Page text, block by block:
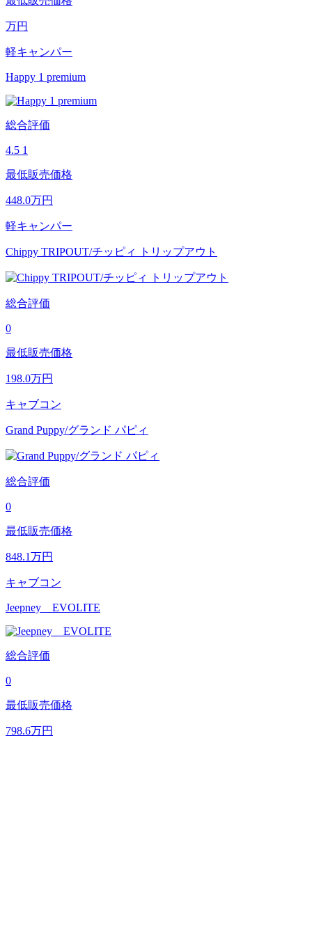
万円
軽キャンパー
Happy 1 premium
総合評価
4.5 1
最低販売価格
448.0万円
軽キャンパー
Chippy TRIPOUT/チッピィ トリップアウト
総合評価
0
最低販売価格
198.0万円
キャブコン
Grand Puppy/グランド パピィ
総合評価
0
最低販売価格
848.1万円
キャブコン
Jeepney EVOLITE
総合評価
0
最低販売価格
798.6万円